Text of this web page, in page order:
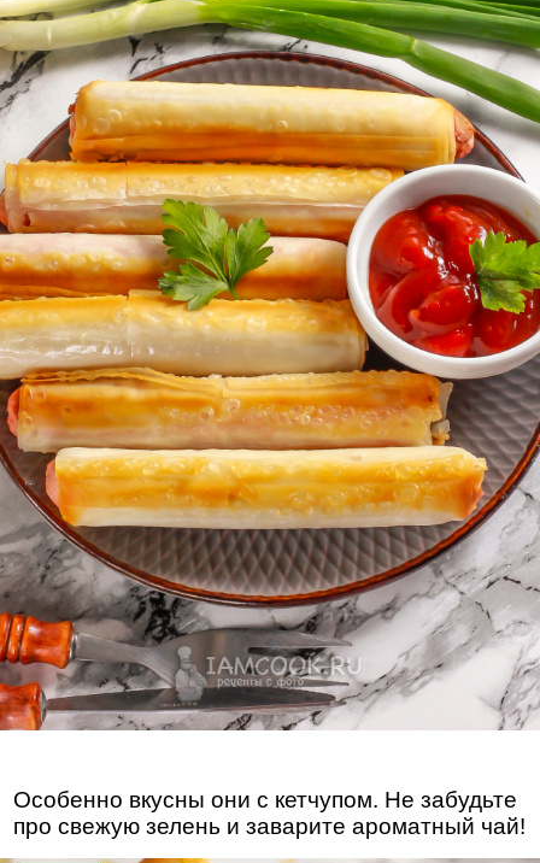
Особенно вкусны они с кетчупом. Не забудьте
про свежую зелень и заварите ароматный чай!